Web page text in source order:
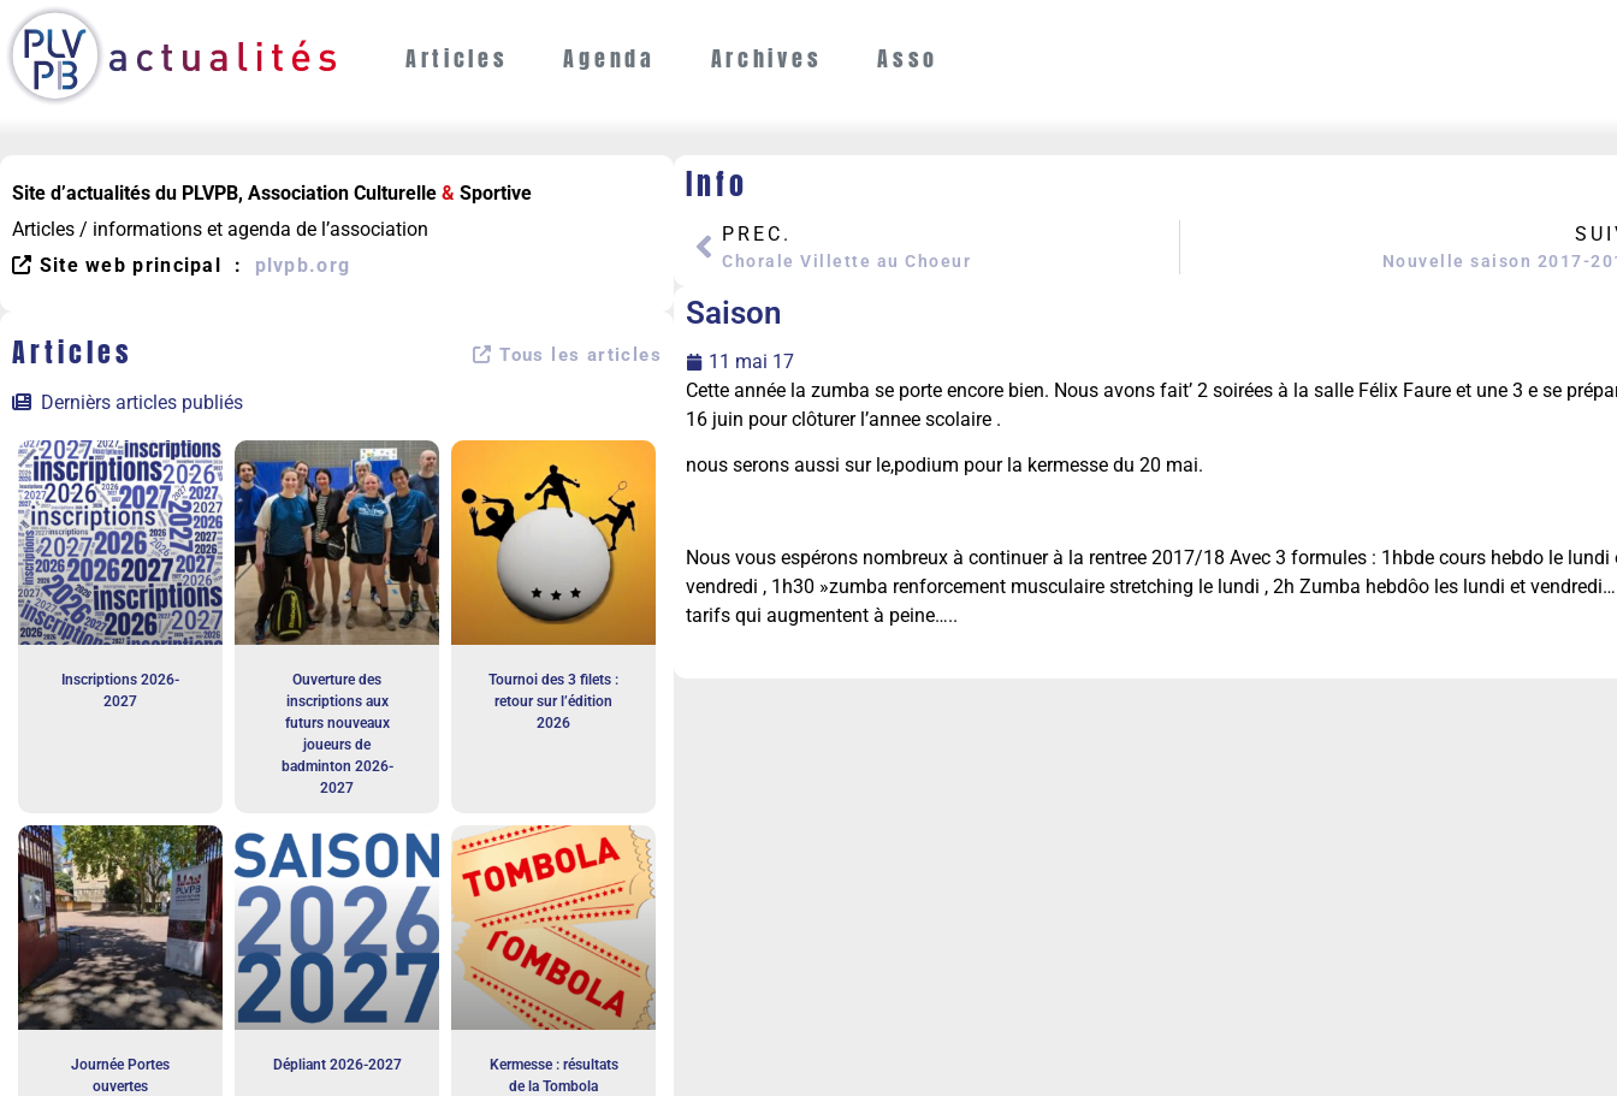
Articles Agenda Archives Asso
Site d’actualités du PLVPB, Association Culturelle & Sportive
Articles / informations et agenda de l’association
Site web principal : plvpb.org
Articles Tous les articles
Dernièrs articles publiés
Inscriptions 2026-
2027
Ouverture des
inscriptions aux
futurs nouveaux
joueurs de
badminton 2026-
2027
Tournoi des 3 filets :
retour sur l’édition
2026
Journée Portes
ouvertes
Dépliant 2026-2027
Kermesse : résultats
de la Tombola
Info
PREC.
Chorale Villette au Choeur Nouvelle saison 2017-
Saison
11 mai 17
Cette année la zumba se porte encore bien. Nous avons fait’ 2 soirées à la salle Félix Faure et une 3 e se
16 juin pour clôturer l’annee scolaire .
nous serons aussi sur le,podium pour la kermesse du 20 mai.
Nous vous espérons nombreux à continuer à la rentree 2017/18 Avec 3 formules : 1hbde cours hebdo le lundi
vendredi , 1h30 »zumba renforcement musculaire stretching le lundi , 2h Zumba hebdôo les lundi et
tarifs qui augmentent à peine…..